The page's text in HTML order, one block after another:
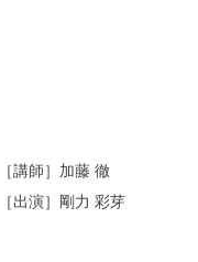
［講師］加藤 徹
［出演］剛力 彩芽